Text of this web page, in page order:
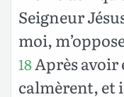
Seigneur
moi,
18Après avoir
calmèrent, et